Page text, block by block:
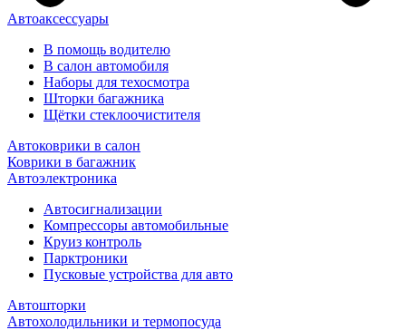
Автоаксессуары
В помощь водителю
В салон автомобиля
Наборы для техосмотра
Шторки багажника
Щётки стеклоочистителя
Автоковрики в салон
Коврики в багажник
Автоэлектроника
Автосигнализации
Компрессоры автомобильные
Круиз контроль
Парктроники
Пусковые устройства для авто
Автошторки
Автохолодильники и термопосуда